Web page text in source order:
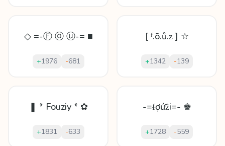
◇ =-Ⓕ ⓞ ⓤ-= ■
+1976 -681
[ ᶠ.ō.ů.ᴢ ] ☆
+1342 -139
❚ * Fouziy * ✿
+1831 -633
-=ᵮợứẑi=- ♚
+1728 -559